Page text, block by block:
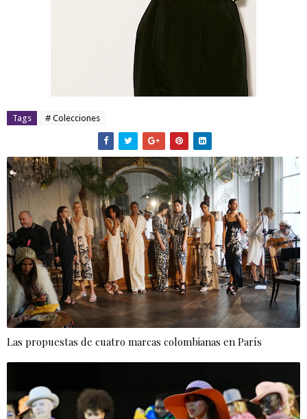
Tags # Colecciones
Las propuestas de cuatro marcas colombianas en París